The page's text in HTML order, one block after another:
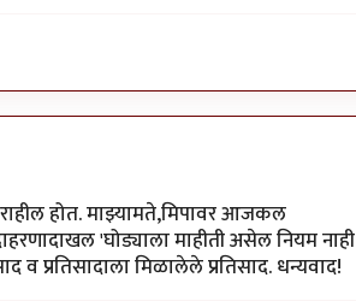
होत. माझ्यामते,मिपावर आजकल
'घोड्याला माहीती असेल नियम नाही
व प्रतिसादाला मिळालेले प्रतिसाद. धन्यवाद!